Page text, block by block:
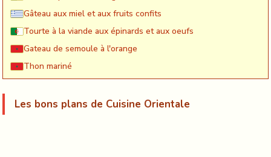
Gâteau aux miel et aux fruits confits
Tourte à la viande aux épinards et aux oeufs
Gateau de semoule à l'orange
Thon mariné
Les bons plans de Cuisine Orientale